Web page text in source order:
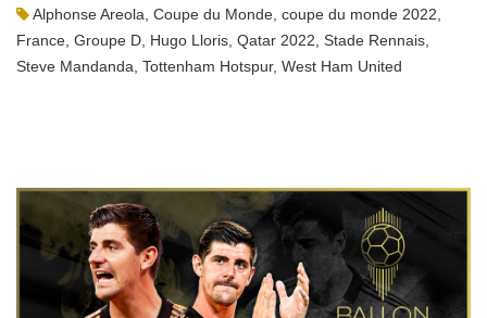
Alphonse Areola Coupe du Monde coupe du monde 2022
France Groupe D Hugo Lloris Qatar 2022 Stade Rennais
Steve Mandanda Tottenham Hotspur, West Ham United